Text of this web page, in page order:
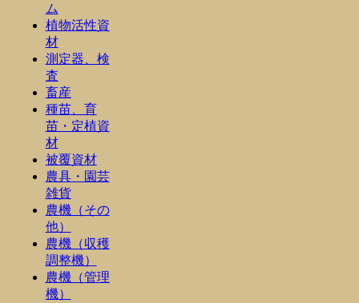
ム
植物活性資
材
測定器、検
査
畜産
種苗、育
苗・定植資
材
被覆資材
農具・園芸
雑貨
農機（その
他）
農機（収穫
調整機）
農機（管理
機）